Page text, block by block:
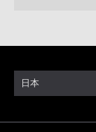
日本